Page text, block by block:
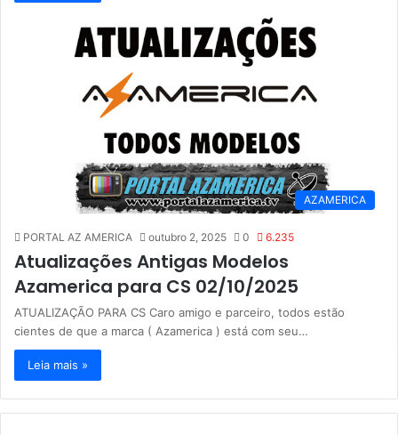
AZAMERICA
PORTAL AZ AMERICA outubro 2, 2025 0 6.235
Atualizações Antigas Modelos
Azamerica para CS 02/10/2025
ATUALIZAÇÃO PARA CS Caro amigo e parceiro, todos estão
cientes de que a marca ( Azamerica ) está com seu…
Leia mais »